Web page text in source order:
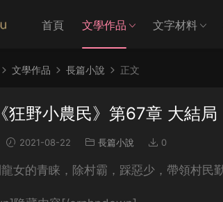
首頁 文學作品 文字材料
文學作品 長篇小說 正文
狂野小農民》第67章 大結局
2021-08-22 長篇小說 0
女的青睐，除村霸，踩惡少，帶領村民